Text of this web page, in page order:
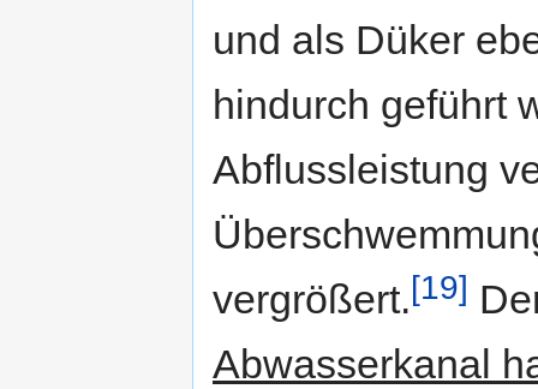
und als Düker
hindurch geführt
Abflussleistung
vergrößert.[19]
Abwasserkanal